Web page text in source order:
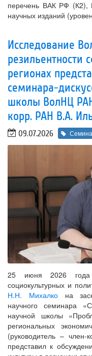
перечень ВАК РФ (К2),
научных изданий
Исследование
резильентности
регионах
семинара-
школы ВолНЦ
корр. РАН В.А.
09.07.2026
25 июня 2026 года
социокультурных и
Н.Н. Михалкона
научного семинара
научной школы
региональных
(руководитель –
представил к